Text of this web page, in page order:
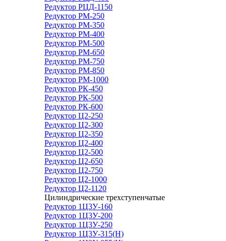
Редуктор РЦД-1150
Редуктор РМ-250
Редуктор РМ-350
Редуктор РМ-400
Редуктор РМ-500
Редуктор РМ-650
Редуктор РМ-750
Редуктор РМ-850
Редуктор РМ-1000
Редуктор РК-450
Редуктор РК-500
Редуктор РК-600
Редуктор Ц2-250
Редуктор Ц2-300
Редуктор Ц2-350
Редуктор Ц2-400
Редуктор Ц2-500
Редуктор Ц2-650
Редуктор Ц2-750
Редуктор Ц2-1000
Редуктор Ц2-1120
Цилиндрические трехступенчатые
Редуктор 1Ц3У-160
Редуктор 1Ц3У-200
Редуктор 1Ц3У-250
Редуктор 1Ц3У-315(Н)